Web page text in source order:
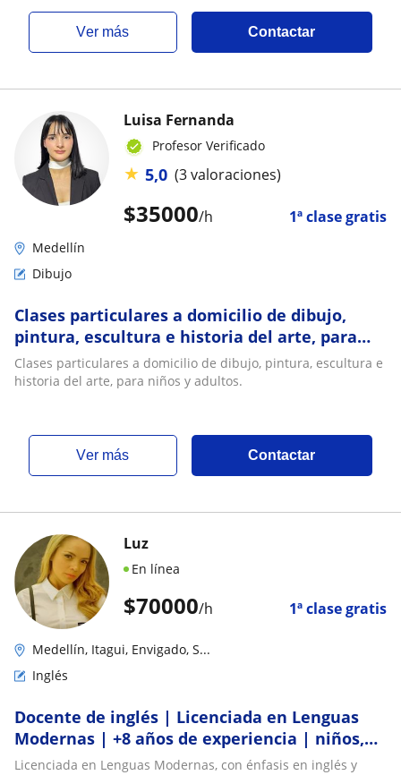
ver más Contactar
$35000/h 1ª clase gratis
Luisa Fernanda
Profesor Verificado
★ 5,0 (3 valoraciones)
Medellín
Dibujo
Clases particulares a domicilio de dibujo,
pintura, escultura e historia del arte, para
niños y adultos
Clases particulares a domicilio de dibujo, pintura, escultura e
historia del arte, para niños y adultos.
ver más Contactar
$70000/h 1ª clase gratis
Luz
En línea
Medellín, Itagui, Envigado, S...
Inglés
Docente de inglés | Licenciada en Lenguas
Modernas | +8 años de experiencia | niños,
jóvenes, adultos y empresas
Licenciada en Lenguas Modernas, con énfasis en inglés y